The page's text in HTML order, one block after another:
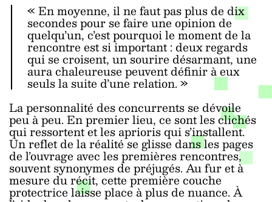
« En moyenne, il ne faut pas plus de dix
secondes pour se faire une opinion de
quelqu’un, c’est pourquoi le moment de la
rencontre est si important : deux regards
qui se croisent, un sourire désarmant, une
aura chaleureuse peuvent définir à eux
seuls la suite d’une relation. »
La personnalité des concurrents se dévoile
peu à peu. En premier lieu, ce sont les clichés
qui ressortent et les aprioris qui s’installent.
Un reflet de la réalité se glisse dans les pages
de l’ouvrage avec les premières rencontres,
souvent synonymes de préjugés. Au fur et à
mesure du récit, cette première couche
protectrice laisse place à plus de nuance. À